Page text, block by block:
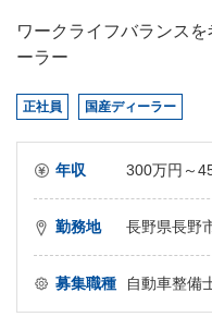
ワークライフバランス
ーラー
正社員 国産ディーラー
年収 300万円～
勤務地 長野県長野
募集職種 自動車整備